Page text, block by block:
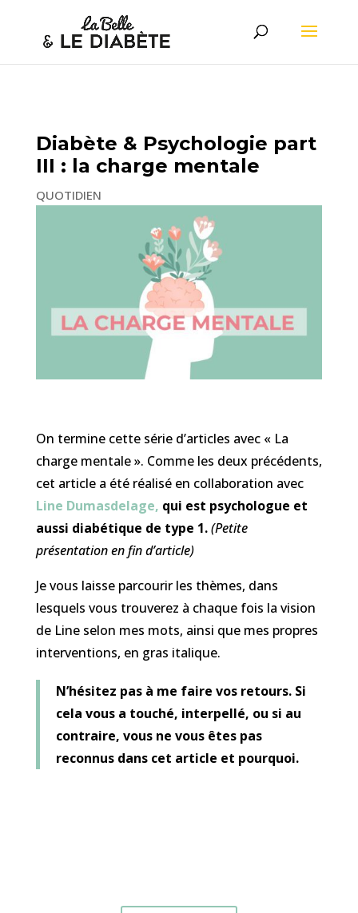
Diabète & Psychologie part
III : la charge mentale
QUOTIDIEN
On termine cette série d’articles avec « La
charge mentale ». Comme les deux précédents,
cet article a été réalisé en collaboration avec
Line Dumasdelage, qui est psychologue et
aussi diabétique de type 1.(Petite
présentation en fin d’article)
Je vous laisse parcourir les thèmes, dans
lesquels vous trouverez à chaque fois la vision
de Line selon mes mots, ainsi que mes propres
interventions, en gras italique.
N’hésitez pas à me faire vos retours. Si
cela vous a touché, interpellé, ou si au
contraire, vous ne vous êtes pas
reconnus dans cet article et pourquoi.